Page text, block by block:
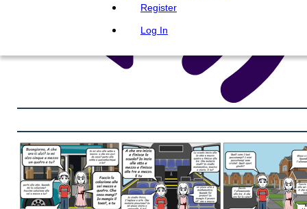
Register
Log In